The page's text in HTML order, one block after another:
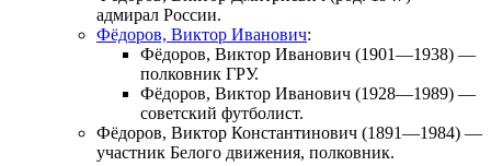
адмирал России.
Фёдоров, Виктор Иванович:
Фёдоров, Виктор Иванович (1901—1938) —
полковник ГРУ.
Фёдоров, Виктор Иванович (1928—1989) —
советский футболист.
Фёдоров, Виктор Константинович (1891—1984) —
участник Белого движения, полковник.